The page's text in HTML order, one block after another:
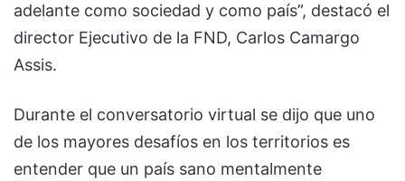
adelante como sociedad y como país”, destacó el
director Ejecutivo de la FND, Carlos Camargo
Assis.
Durante el conversatorio virtual se dijo que uno
de los mayores desafíos en los territorios es
entender que un país sano mentalmente